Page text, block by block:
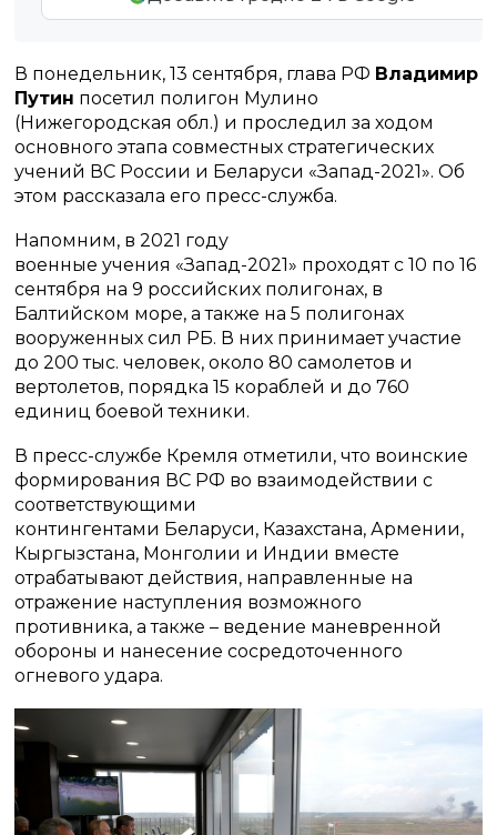
В понедельник, 13 сентября, глава РФ Владимир
Путин посетил полигон Мулино
(Нижегородская обл.) и проследил за ходом
основного этапа совместных стратегических
учений ВС России и Беларуси «Запад-2021». Об
этом рассказала его пресс-служба.
Напомним, в 2021 году
военные учения «Запад-2021» проходят с 10 по 16
сентября на 9 российских полигонах, в
Балтийском море, а также на 5 полигонах
вооруженных сил РБ. В них принимает участие
до 200 тыс. человек, около 80 самолетов и
вертолетов, порядка 15 кораблей и до 760
единиц боевой техники.
В пресс-службе Кремля отметили, что воинские
формирования ВС РФ во взаимодействии с
соответствующими
контингентами Беларуси, Казахстана, Армении,
Кыргызстана, Монголии и Индии вместе
отрабатывают действия, направленные на
отражение наступления возможного
противника, а также – ведение маневренной
обороны и нанесение сосредоточенного
огневого удара.